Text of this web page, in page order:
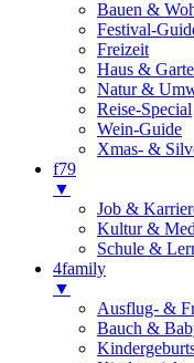
Bauen &
Festival-
Freizeit
Haus &
Natur &
Reise-Special
Wein-Guide
Xmas- &
f79
▼
Job &
Kultur &
Schule &
4family
▼
Ausflug- &
Bauch &